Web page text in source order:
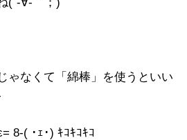
ゃなくて「綿棒」を使うといい
8-( ･ｪ･) ｷｺｷｺｷｺ